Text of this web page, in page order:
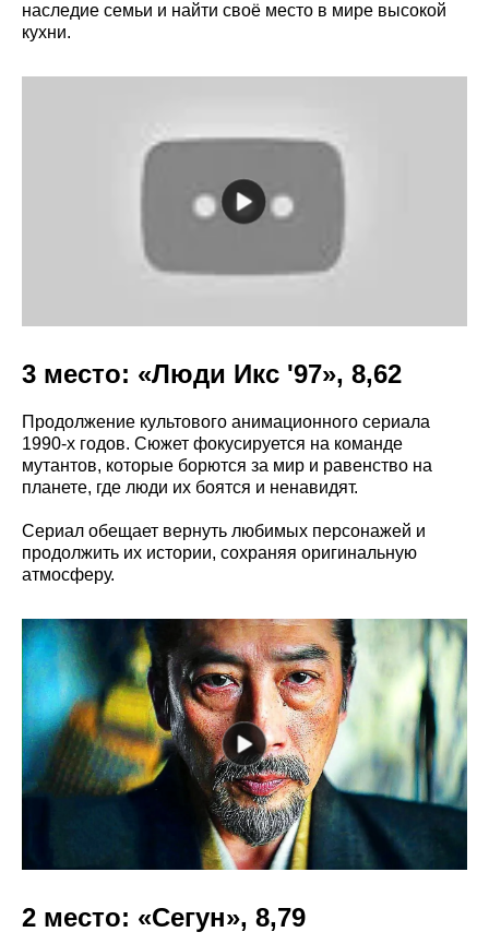
наследие семьи и найти своё место в мире высокой
кухни.
3 место: «Люди Икс '97», 8,62
Продолжение культового анимационного сериала
1990-х годов. Сюжет фокусируется на команде
мутантов, которые борются за мир и равенство на
планете, где люди их боятся и ненавидят.
Сериал обещает вернуть любимых персонажей и
продолжить их истории, сохраняя оригинальную
атмосферу.
2 место: «Сегун», 8,79